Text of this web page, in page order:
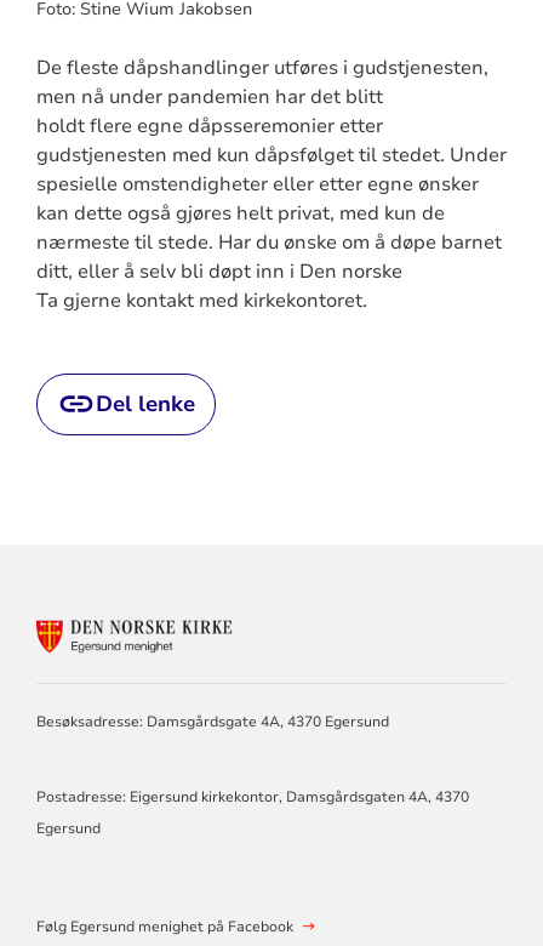
Foto: Stine Wium Jakobsen
De fleste dåpshandlingerutføres i gudstjenesten,
men nå under pandemien har det blitt
holdtflere egne dåpsseremonier etter
gudstjenesten med kun dåpsfølget til stedet. Under
spesielle omstendigheter eller etter egne ønsker
kan dette også gjøres helt privat, med kun de
nærmeste til stede. Har du ønske om å døpe barnet
ditt, eller å selv bli døpt inn i Den norske
Ta gjerne kontakt med kirkekontoret.
Del lenke
Besøksadresse: Damsgårdsgate 4A, 4370 Egersund
Postadresse: Eigersund kirkekontor, Damsgårdsgaten 4A, 4370
Egersund
Følg Egersund menighet på Facebook